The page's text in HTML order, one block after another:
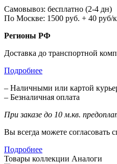
Самовывоз: бесплатно (2-4 дн)
По Москве: 1500 руб. + 40
Регионы РФ
Доставка до транспортной
Подробнее
– Наличными или картой
– Безналичная оплата
При заказе до 10 м.кв.
Вы всегда можете согласовать
Подробнее
Товары коллекции Аналоги